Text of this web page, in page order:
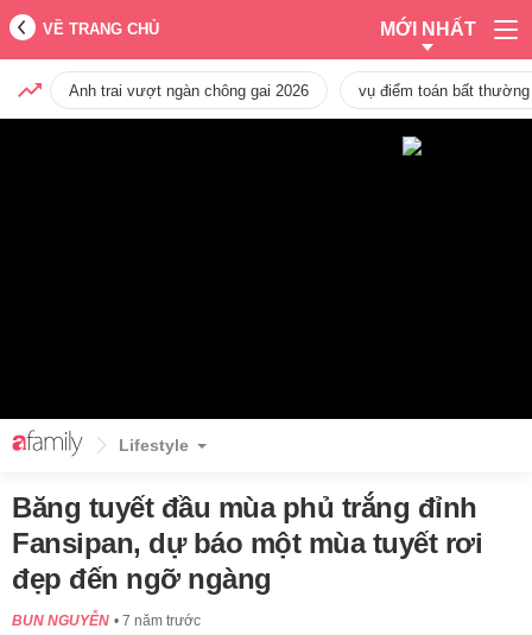
VỀ TRANG CHỦ MỚI NHẤT
Anh trai vượt ngàn chông gai 2026 vụ điểm toán bất
Lifestyle
Băng tuyết đầu mùa phủ trắng đỉnh
Fansipan, dự báo một mùa tuyết rơi
đẹp đến ngỡ ngàng
BUN NGUYỄN 7 năm trước